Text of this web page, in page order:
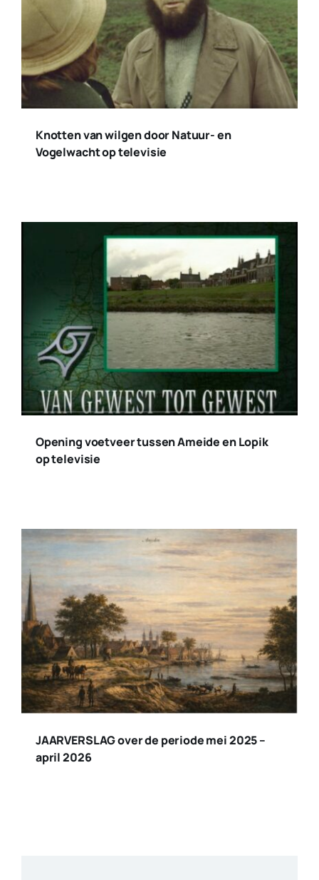
Knotten van wilgen door Natuur- en
Vogelwacht op televisie
Opening voetveer tussen Ameide en Lopik
op televisie
JAARVERSLAG over de periode mei 2025 –
april 2026